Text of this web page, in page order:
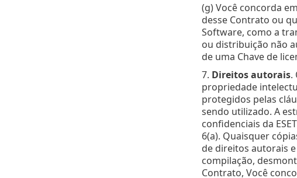
(g) Você concorda
desse Contrato ou
Software, como a
ou distribuição não
de uma Chave de
7. Direitos autorais.
propriedade
protegidos pelas
sendo utilizado. A
confidenciais da
6(a). Quaisquer
de direitos autorais
compilação,
Contrato, Você